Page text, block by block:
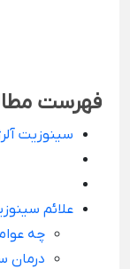
فهرست
سینوزیت
علائم
چه
درمان